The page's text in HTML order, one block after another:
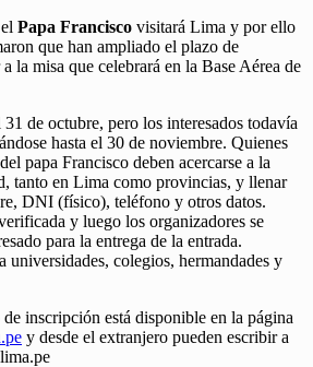
Papa Francisco visitará Lima y por ello
que han ampliado el plazo de
la misa que celebrará en la Base Aérea de
de octubre, pero los interesados todavía
hasta el 30 de noviembre. Quienes
papa Francisco deben acercarse a la
tanto en Lima como provincias, y llenar
DNI (físico), teléfono y otros datos.
y luego los organizadores se
para la entrega de la entrada.
universidades, colegios, hermandades y
inscripción está disponible en la página
y desde el extranjero pueden escribir a